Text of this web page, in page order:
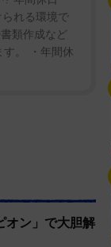
れる環境で
類作成など
。 ・年間休
オン」で大胆解